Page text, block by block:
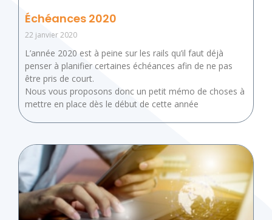
Échéances 2020
22 janvier 2020
L’année 2020 est à peine sur les rails qu’il faut déjà
penser à planifier certaines échéances afin de ne pas
être pris de court.
Nous vous proposons donc un petit mémo de choses à
mettre en place dès le début de cette année